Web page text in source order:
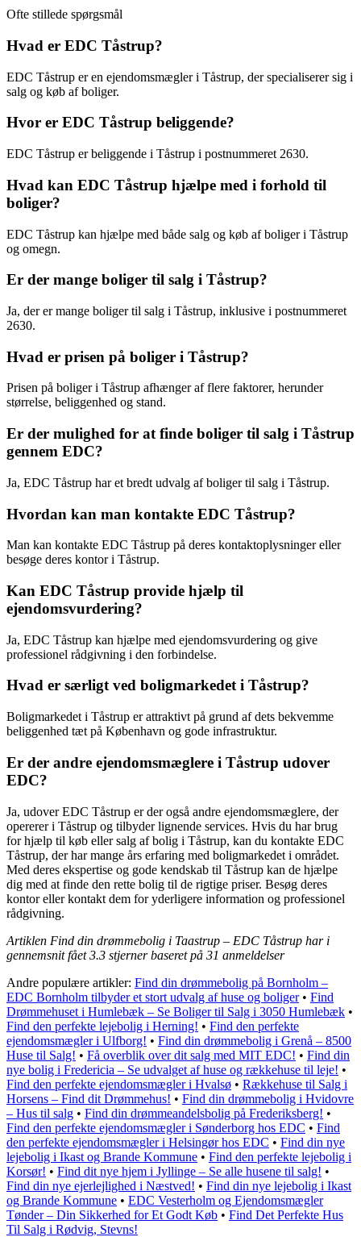
Ofte stillede spørgsmål
Hvad er EDC Tåstrup?
EDC Tåstrup er en ejendomsmægler i Tåstrup, der specialiserer sig i
salg og køb af boliger.
Hvor er EDC Tåstrup beliggende?
EDC Tåstrup er beliggende i Tåstrup i postnummeret 2630.
Hvad kan EDC Tåstrup hjælpe med i forhold til
boliger?
EDC Tåstrup kan hjælpe med både salg og køb af boliger i Tåstrup
og omegn.
Er der mange boliger til salg i Tåstrup?
Ja, der er mange boliger til salg i Tåstrup, inklusive i postnummeret
2630.
Hvad er prisen på boliger i Tåstrup?
Prisen på boliger i Tåstrup afhænger af flere faktorer, herunder
størrelse, beliggenhed og stand.
Er der mulighed for at finde boliger til salg i Tåstrup
gennem EDC?
Ja, EDC Tåstrup har et bredt udvalg af boliger til salg i Tåstrup.
Hvordan kan man kontakte EDC Tåstrup?
Man kan kontakte EDC Tåstrup på deres kontaktoplysninger eller
besøge deres kontor i Tåstrup.
Kan EDC Tåstrup provide hjælp til
ejendomsvurdering?
Ja, EDC Tåstrup kan hjælpe med ejendomsvurdering og give
professionel rådgivning i den forbindelse.
Hvad er særligt ved boligmarkedet i Tåstrup?
Boligmarkedet i Tåstrup er attraktivt på grund af dets bekvemme
beliggenhed tæt på København og gode infrastruktur.
Er der andre ejendomsmæglere i Tåstrup udover
EDC?
Ja, udover EDC Tåstrup er der også andre ejendomsmæglere, der
opererer i Tåstrup og tilbyder lignende services. Hvis du har brug
for hjælp til køb eller salg af bolig i Tåstrup, kan du kontakte EDC
Tåstrup, der har mange års erfaring med boligmarkedet i området.
Med deres ekspertise og gode kendskab til Tåstrup kan de hjælpe
dig med at finde den rette bolig til de rigtige priser. Besøg deres
kontor eller kontakt dem for yderligere information og professionel
rådgivning.
Artiklen Find din drømmebolig i Taastrup – EDC Tåstrup har i
gennemsnit fået3.3 stjerner baseret på 31 anmeldelser
Andre populære artikler: Find din drømmebolig på Bornholm –
EDC Bornholm tilbyder et stort udvalg af huse og boliger• Find
Drømmehuset i Humlebæk – Se Boliger til Salg i 3050 Humlebæk •
Find den perfekte lejebolig i Herning! • Find den perfekte
ejendomsmægler i Ulfborg! • Find din drømmebolig i Grenå – 8500
Huse til Salg! • Få overblik over dit salg med MIT EDC! • Find din
nye bolig i Fredericia – Se udvalget af huse og rækkehuse til leje! •
Find den perfekte ejendomsmægler i Hvalsø • Rækkehuse til Salg i
Horsens – Find dit Drømmehus! • Find din drømmebolig i Hvidovre
– Hus til salg • Find din drømmeandelsbolig på Frederiksberg! •
Find den perfekte ejendomsmægler i Sønderborg hos EDC • Find
den perfekte ejendomsmægler i Helsingør hos EDC • Find din nye
lejebolig i Ikast og Brande Kommune • Find den perfekte lejebolig i
Korsør! • Find dit nye hjem i Jyllinge – Se alle husene til salg! •
Find din nye ejerlejlighed i Næstved! • Find din nye lejebolig i Ikast
og Brande Kommune • EDC Vesterholm og Ejendomsmægler
Tønder – Din Sikkerhed for Et Godt Køb • Find Det Perfekte Hus
Til Salg i Rødvig, Stevns!